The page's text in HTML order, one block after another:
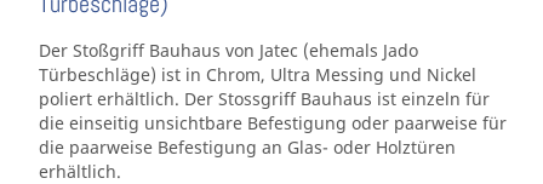
Der Stoßgriff Bauhaus von Jatec (ehemals Jado
Türbeschläge) ist in Chrom, Ultra Messing und Nickel
poliert erhältlich. Der Stossgriff Bauhaus ist einzeln für
die einseitig unsichtbare Befestigung oder paarweise für
die paarweise Befestigung an Glas- oder Holztüren
erhältlich.